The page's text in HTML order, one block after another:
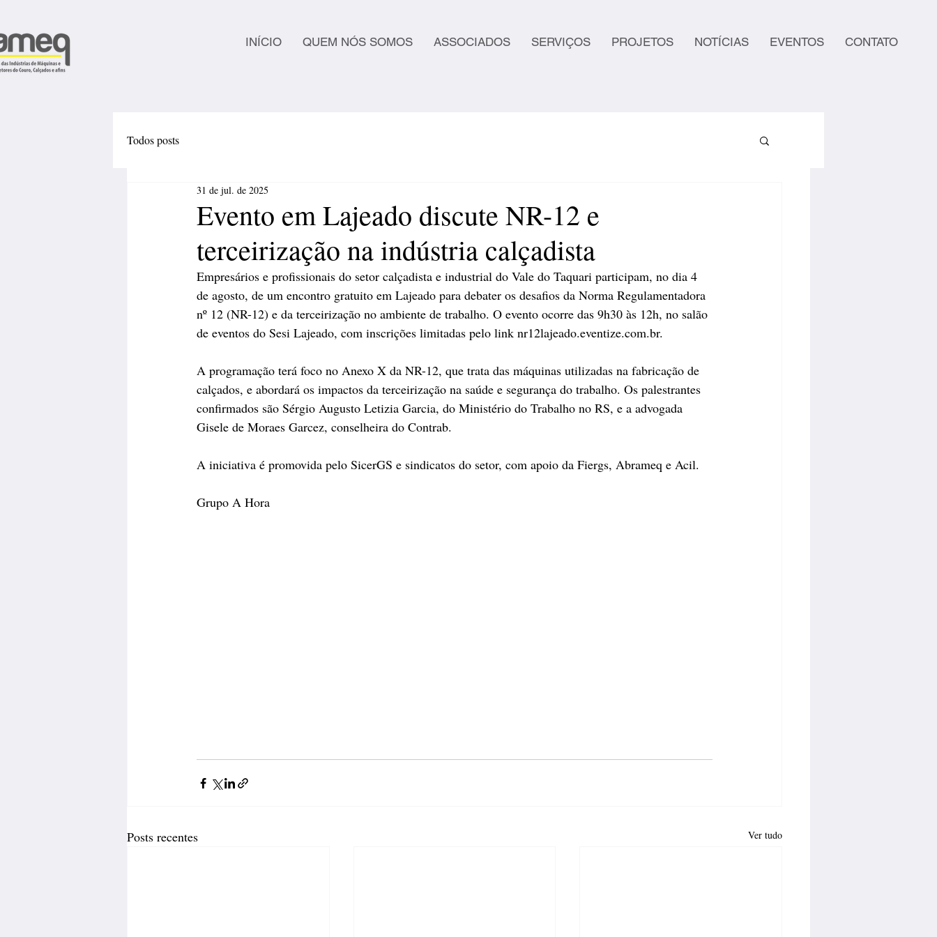
INÍCIO QUEM NÓS SOMOS ASSOCIADOS SERVIÇOS PROJETOS NOTÍCIAS EVENTOS CONTATO
Todos posts
Evento em Lajeado discute NR-12 e
terceirização na indústria calçadista
31 de jul. de 2025
Empresários e profissionais do setor calçadista e industrial do Vale do Taquari participam, no dia 4
de agosto, de um encontro gratuito em Lajeado para debater os desafios da Norma Regulamentadora
nº 12 (NR-12) e da terceirização no ambiente de trabalho. O evento ocorre das 9h30 às 12h, no salão
de eventos do Sesi Lajeado, com inscrições limitadas pelo link nr12lajeado.eventize.com.br.
A programação terá foco no Anexo X da NR-12, que trata das máquinas utilizadas na fabricação de
calçados, e abordará os impactos da terceirização na saúde e segurança do trabalho. Os palestrantes
confirmados são Sérgio Augusto Letizia Garcia, do Ministério do Trabalho no RS, e a advogada
Gisele de Moraes Garcez, conselheira do Contrab.
A iniciativa é promovida pelo SicerGS e sindicatos do setor, com apoio da Fiergs, Abrameq e Acil.
Grupo A Hora
Posts recentes Ver tudo